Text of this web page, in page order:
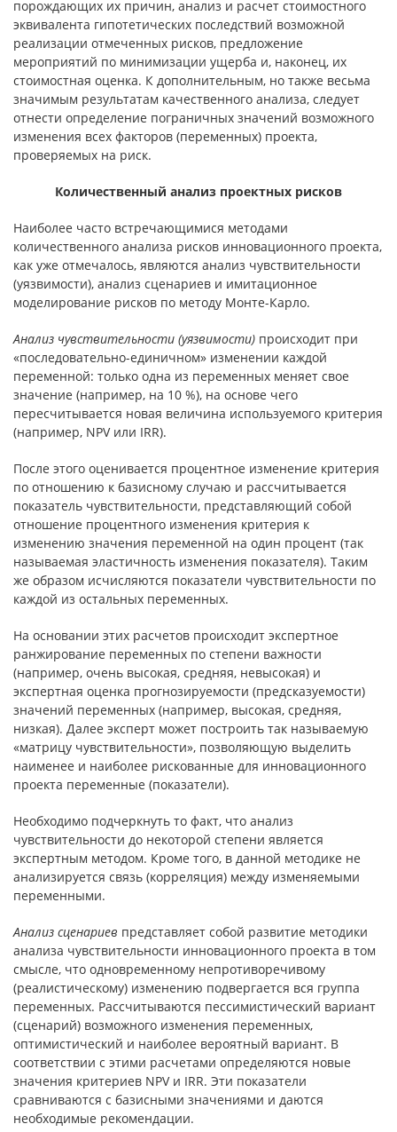
порождающих их причин, анализ и расчет стоимостного
эквивалента гипотетических последствий возможной
реализации отмеченных рисков, предложение
мероприятий по минимизации ущерба и, наконец, их
стоимостная оценка. К дополнительным, но также весьма
значимым результатам качественного анализа, следует
отнести определение пограничных значений возможного
изменения всех факторов (переменных) проекта,
проверяемых на риск.
Количественный анализ проектных рисков
Наиболее часто встречающимися методами
количественного анализа рисков инновационного проекта,
как уже отмечалось, являются анализ чувствительности
(уязвимости), анализ сценариев и имитационное
моделирование рисков по методу Монте-Карло.
Анализ чувствительности (уязвимости) происходит при
«последовательно-единичном» изменении каждой
переменной: только одна из переменных меняет свое
значение (например, на 10 %), на основе чего
пересчитывается новая величина используемого критерия
(например, NPV или IRR).
После этого оценивается процентное изменение критерия
по отношению к базисному случаю и рассчитывается
показатель чувствительности, представляющий собой
отношение процентного изменения критерия к
изменению значения переменной на один процент (так
называемая эластичность изменения показателя). Таким
же образом исчисляются показатели чувствительности по
каждой из остальных переменных.
На основании этих расчетов происходит экспертное
ранжирование переменных по степени важности
(например, очень высокая, средняя, невысокая) и
экспертная оценка прогнозируемости (предсказуемости)
значений переменных (например, высокая, средняя,
низкая). Далее эксперт может построить так называемую
«матрицу чувствительности», позволяющую выделить
наименее и наиболее рискованные для инновационного
проекта переменные (показатели).
Необходимо подчеркнуть то факт, что анализ
чувствительности до некоторой степени является
экспертным методом. Кроме того, в данной методике не
анализируется связь (корреляция) между изменяемыми
переменными.
Анализ сценариев представляет собой развитие методики
анализа чувствительности инновационного проекта в том
смысле, что одновременному непротиворечивому
(реалистическому) изменению подвергается вся группа
переменных. Рассчитываются пессимистический вариант
(сценарий) возможного изменения переменных,
оптимистический и наиболее вероятный вариант. В
соответствии с этими расчетами определяются новые
значения критериев NPV и IRR. Эти показатели
сравниваются с базисными значениями и даются
необходимые рекомендации.